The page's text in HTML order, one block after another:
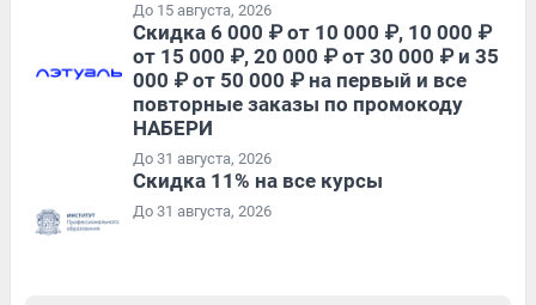
До 15 августа, 2026
Скидка 6 000 ₽ от 10 000 ₽, 10 000 ₽
от 15 000 ₽, 20 000 ₽ от 30 000 ₽ и 35
000 ₽ от 50 000 ₽ на первый и все
повторные заказы по промокоду
НАБЕРИ
До 31 августа, 2026
Скидка 11% на все курсы
До 31 августа, 2026